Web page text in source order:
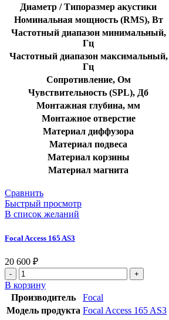
Диаметр / Типоразмер акустики
Номинальная мощность (RMS), Вт
Частотный диапазон минимальный,
Гц
Частотный диапазон максимальный,
Гц
Сопротивление, Ом
Чувствительность (SPL), Дб
Монтажная глубина, мм
Монтажное отверстие
Материал диффузора
Материал подвеса
Материал корзины
Материал магнита
Сравнить
Быстрый просмотр
В список желаний
Focal Access 165 AS3
20 600 ₽
Количество
товара
Focal
Access
165
В корзину
Производитель
Focal
Модель продукта Focal Access 165 AS3